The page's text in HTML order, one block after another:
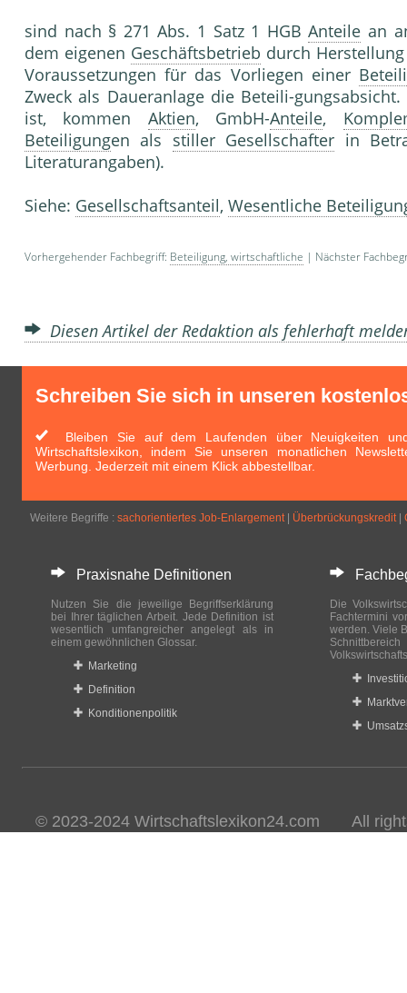
sind nach § 271 Abs. 1 Satz 1 HGBAnteile an
dem eigenen Geschäftsbetrieb durch
Voraussetzungen für das Vorliegen einer
Zweck als Daueranlage die Beteili-
ist, kommen Aktien, GmbH-Anteile,
Beteiligungen als stiller Gesellschafter in
Literaturangaben).
Siehe: Gesellschaftsanteil, Wesentliche
Vorhergehender Fachbegriff: Beteiligung, wirtschaftliche | Nächster
Diesen Artikel der Redaktion als fehlerhaft
Schreiben Sie sich in unseren
Bleiben Sie auf dem Laufenden über Neuigkeiten
Wirtschaftslexikon, indem Sie unseren monatlichen
Werbung. Jederzeit mit einem Klick abbestellbar.
Weitere Begriffe : sachorientiertes Job-Enlargement| Überbrückungskredit|
Praxisnahe Definitionen
Nutzen Sie die jeweilige Begriffserklärung
bei Ihrer täglichen Arbeit. Jede Definition ist
wesentlich umfangreicher angelegt als in
einem gewöhnlichen Glossar.
Marketing
Definition
Konditionenpolitik
Die
Fachtermini
werden. Viele
© 2023-2024 Wirtschaftslexikon24.com All